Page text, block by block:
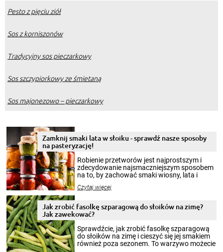
Pesto z pięciu ziół
Sos z korniszonów
Tradycyjny sos pieczarkowy
Sos szczypiorkowy ze śmietaną
Sos majonezowo – pieczarkowy
Zamknij smaki lata w słoiku - sprawdź nasze sposoby
na pasteryzację!
Robienie przetworów jest najprostszym i
zdecydowanie najsmaczniejszym sposobem
na to, by zachować smaki wiosny, lata i
krajobrazów, by cieszyć nimi oko w sezonie
pełni poczuć atmosferę cieplejszych
miesięcy. Przygotowanie słoików ze
patenty, które pozwolą zachować świeżość
przetworów.
Czytaj więcej
Jak zrobić fasolkę szparagową do słoików na zimę?
Jak zawekować?
Sprawdźcie, jak zrobić fasolkę szparagową
do słoików na zimę i cieszyć się jej smakiem
również poza sezonem. To warzywo możecie